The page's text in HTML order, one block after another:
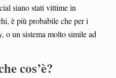
siano stati vittime in
è più probabile che per i
o un sistema molto simile ad
cos’è?